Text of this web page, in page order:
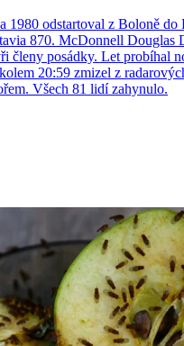
1980 odstartoval z Boloně do
870. McDonnell Douglas
členy posádky. Let probíhal
20:59 zmizel z
Všech 81 lidí zahynulo.